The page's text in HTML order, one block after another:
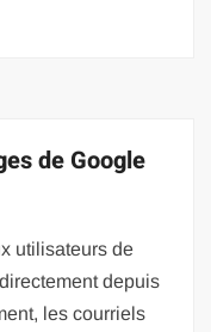
de Google
utilisateurs de
depuis
les courriels